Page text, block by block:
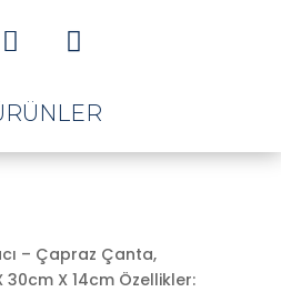
 
– Çapraz Çanta,
X 14cm Özellikler: